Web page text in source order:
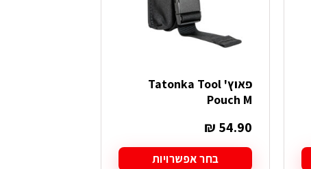
פאוץ' Tatonka Tool
Pouch M
₪ 54.90
בחר אפשרויות